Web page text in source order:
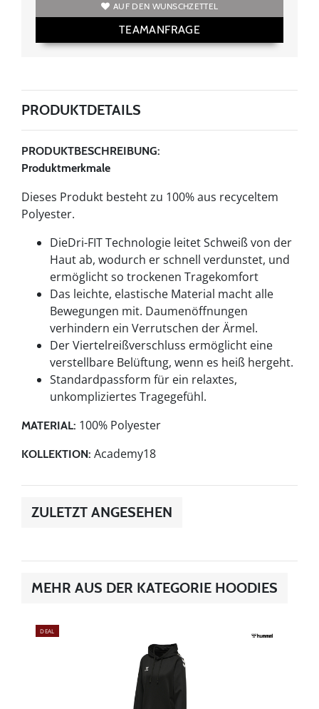
AUF DEN WUNSCHZETTEL
TEAMANFRAGE
PRODUKTDETAILS
PRODUKTBESCHREIBUNG:
Produktmerkmale
Dieses Produkt besteht zu 100% aus recyceltem
Polyester.
DieDri-FIT Technologie leitet Schweiß von der
Haut ab, wodurch er schnell verdunstet, und
ermöglicht so trockenen Tragekomfort
Das leichte, elastische Material macht alle
Bewegungen mit. Daumenöffnungen
verhindern ein Verrutschen der Ärmel.
Der Viertelreißverschluss ermöglicht eine
verstellbare Belüftung, wenn es heiß hergeht.
Standardpassform für ein relaxtes,
unkompliziertes Tragegefühl.
MATERIAL: 100% Polyester
KOLLEKTION: Academy18
ZULETZT ANGESEHEN
MEHR AUS DER KATEGORIE HOODIES
DEAL